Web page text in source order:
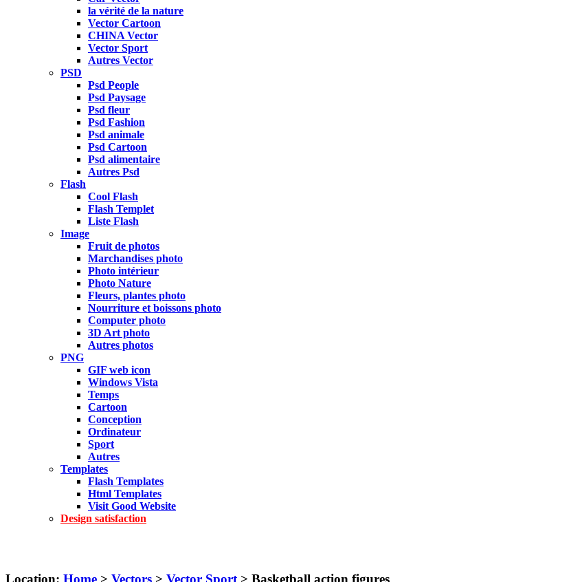
la vérité de la nature
Vector Cartoon
CHINA Vector
Vector Sport
Autres Vector
PSD
Psd People
Psd Paysage
Psd fleur
Psd Fashion
Psd animale
Psd Cartoon
Psd alimentaire
Autres Psd
Flash
Cool Flash
Flash Templet
Liste Flash
Image
Fruit de photos
Marchandises photo
Photo intérieur
Photo Nature
Fleurs, plantes photo
Nourriture et boissons photo
Computer photo
3D Art photo
Autres photos
PNG
GIF web icon
Windows Vista
Temps
Cartoon
Conception
Ordinateur
Sport
Autres
Templates
Flash Templates
Html Templates
Visit Good Website
Design satisfaction
Location: Home > Vectors > Vector Sport > Basketball action figures